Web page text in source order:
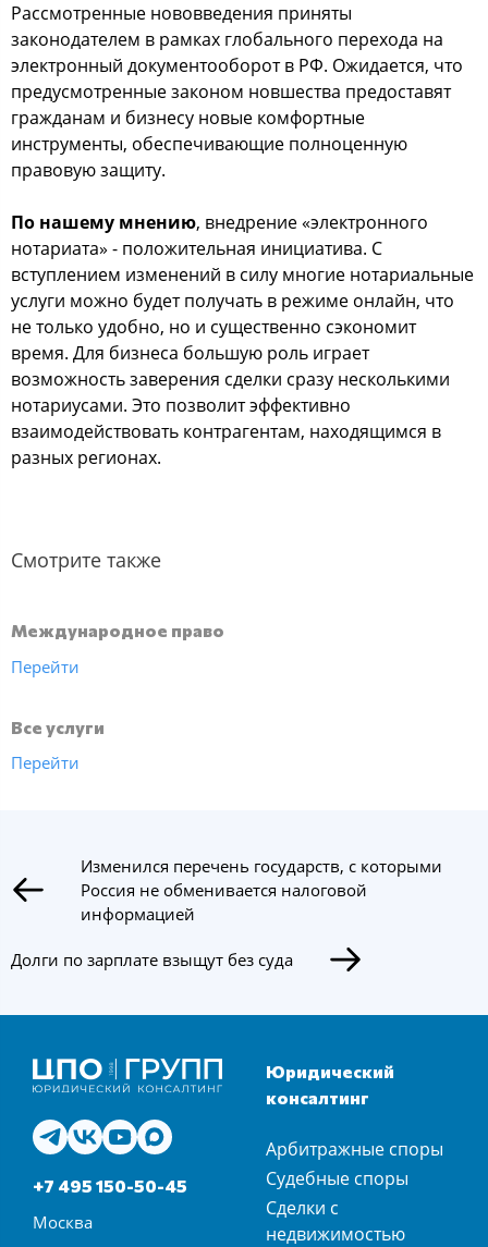
Рассмотренные нововведения приняты
законодателем в рамках глобального перехода на
электронный документооборот в РФ. Ожидается, что
предусмотренные законом новшества предоставят
гражданам и бизнесу новые комфортные
инструменты, обеспечивающие полноценную
правовую защиту.
По нашему мнению, внедрение «электронного
нотариата» - положительная инициатива. С
вступлением изменений в силу многие нотариальные
услуги можно будет получать в режиме онлайн, что
не только удобно, но и существенно сэкономит
время. Для бизнеса большую роль играет
возможность заверения сделки сразу несколькими
нотариусами. Это позволит эффективно
взаимодействовать контрагентам, находящимся в
разных регионах.
Смотрите также
Международное право
Перейти
Все услуги
Перейти
Изменился перечень государств, с которыми
Россия не обменивается налоговой
информацией
Долги по зарплате взыщут без суда
+7 495 150-50-45
Москва
Юридический
консалтинг
Арбитражные споры
Судебные споры
Сделки с
недвижимостью